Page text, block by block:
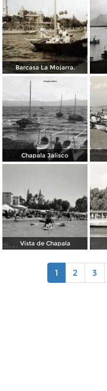
Barcasa La Mojarra.
Chapala Jalisco
Vista de Chapala
1 2 3